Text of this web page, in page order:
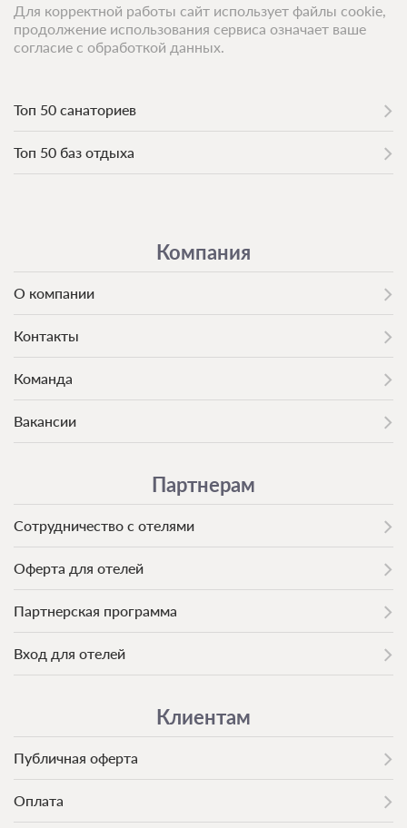
Проживание без питания
Требуется предоплата
Топ 50 санаториев
Топ 50 баз отдыха
Компания
О компании
Контакты
Команда
Вакансии
Партнерам
Сотрудничество с отелями
Оферта для отелей
Партнерская программа
Вход для отелей
Клиентам
Публичная оферта
Оплата
Для корректной работы сайт использует файлы cookie,
продолжение использования сервиса означает ваше
согласие с обработкой данных.